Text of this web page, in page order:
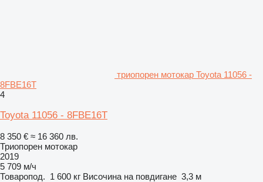
триопорен мотокар Toyota 11056 -
8FBE16T
4
Toyota 11056 - 8FBE16T
8 350 € ≈ 16 360 лв.
Триопорен мотокар
2019
5 709 м/ч
Товаропод. 1 600 кг Височина на повдигане 3,3 м